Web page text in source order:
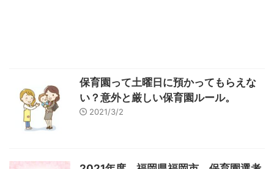
保育園って土曜日に預かってもらえな
い？意外と厳しい保育園ルール。
2021/3/2